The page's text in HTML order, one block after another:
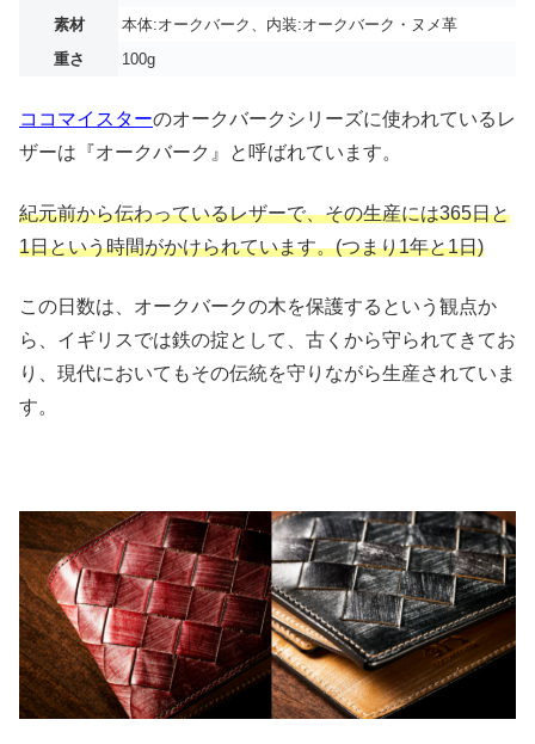
素材
本体:オークバーク、内装:オークバーク・ヌメ革
重さ
100g
ココマイスターのオークバークシリーズに使われているレ
ザーは『オークバーク』と呼ばれています。
紀元前から伝わっているレザーで、その生産には365日と
1日という時間がかけられています。(つまり1年と1日)
この日数は、オークバークの木を保護するという観点か
ら、イギリスでは鉄の掟として、古くから守られてきてお
り、現代においてもその伝統を守りながら生産されていま
す。